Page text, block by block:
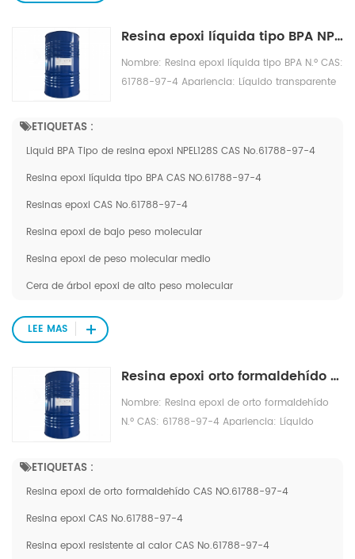
preparaciones tópicas y tabletas.
Resina epoxi líquida tipo BPA NPEL128S CAS NO.61788-97-4
Nombre: Resina epoxi líquida tipo BPA N.º CAS:
61788-97-4 Apariencia: Líquido transparente
producto F: Excelentes propiedades eléctricas
y mecánicas, baja tasa de contracción, buena
Categoría de aplicación: Adhesivo,
revestimiento eléctrico, revestimiento sin
ETIQUETAS :
Liquid BPA Tipo de resina epoxi NPEL128S CAS No.61788-97-4
Resina epoxi líquida tipo BPA CAS NO.61788-97-4
Resinas epoxi CAS No.61788-97-4
Resina epoxi de bajo peso molecular
Resina epoxi de peso molecular medio
Cera de árbol epoxi de alto peso molecular
LEE MAS
Resina epoxi orto formaldehído NPCN704 CAS NO.61788-97-4
Nombre: Resina epoxi de orto formaldehído
N.º CAS: 61788-97-4 Apariencia: Líquido
del producto F: excelente resistencia al calor,
resistencia química y alta resistencia
ETIQUETAS :
Resina epoxi de orto formaldehído CAS NO.61788-97-4
Resina epoxi CAS No.61788-97-4
Resina epoxi resistente al calor CAS No.61788-97-4